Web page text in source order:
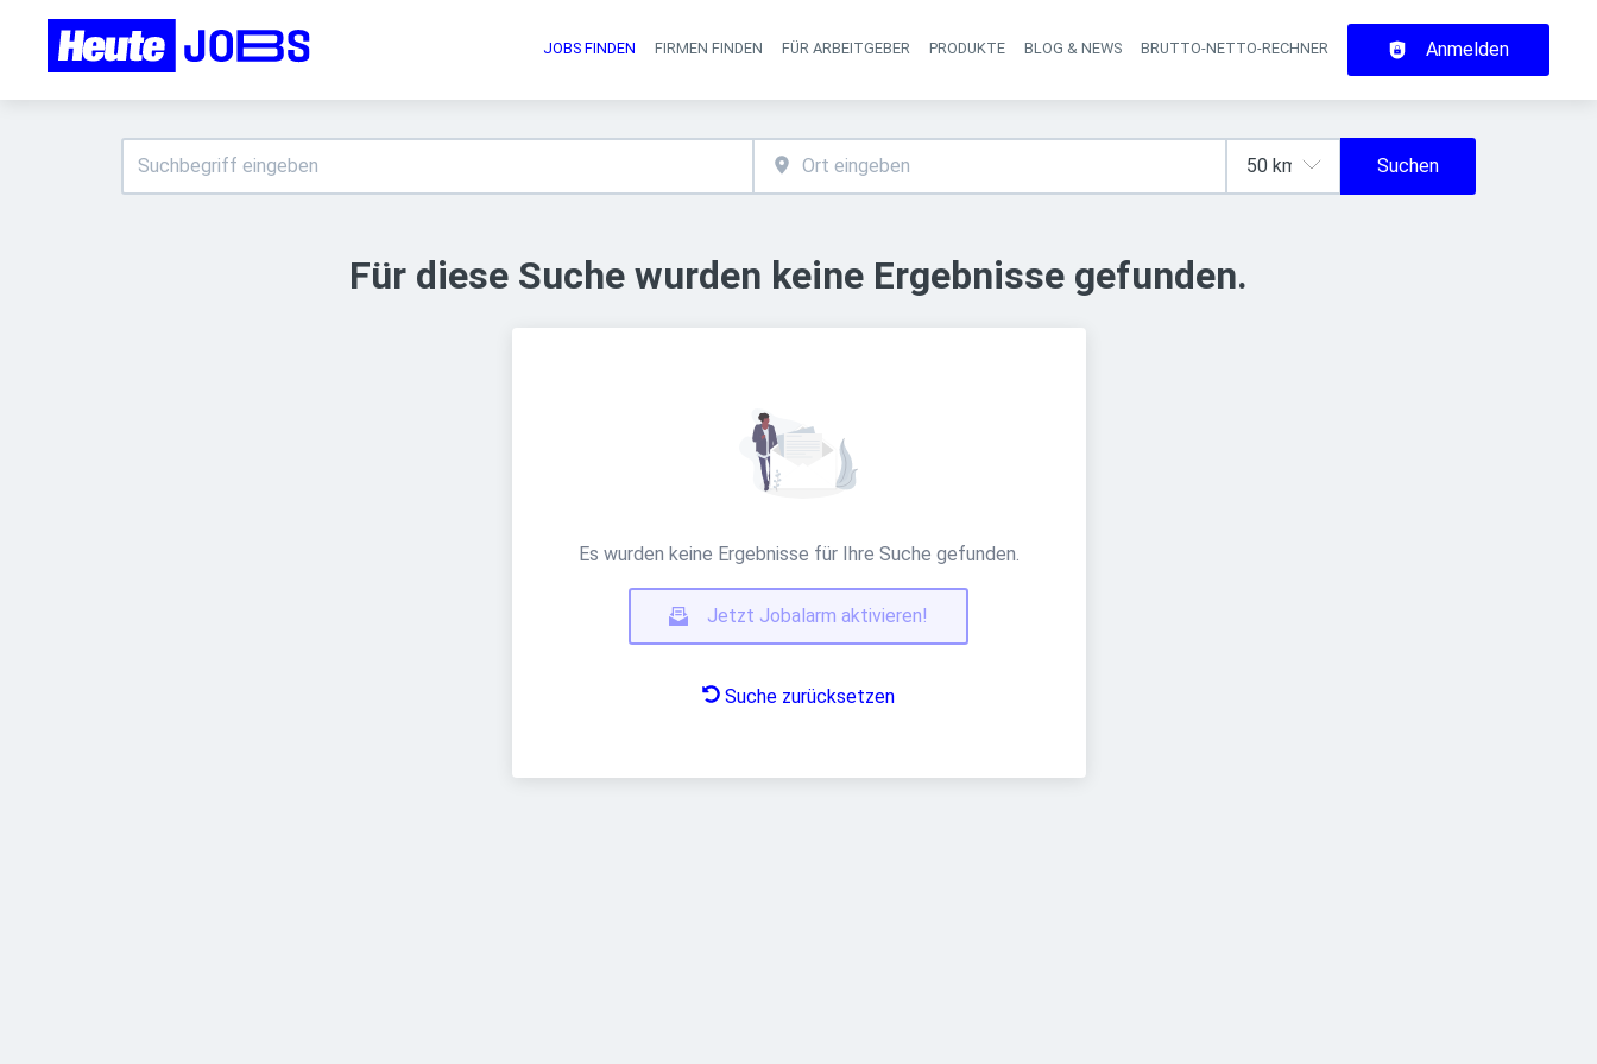
Haupt-Navigation
JOBS FINDEN FIRMEN FINDEN FÜR ARBEITGEBER PRODUKTE BLOG & NEWS BRUTTO-NETTO-RECHNER Anmelden
Suchen
Für diese Suche wurden keine Ergebnisse gefunden.
Es wurden keine Ergebnisse für Ihre Suche gefunden.
Jetzt Jobalarm aktivieren!
Suche zurücksetzen